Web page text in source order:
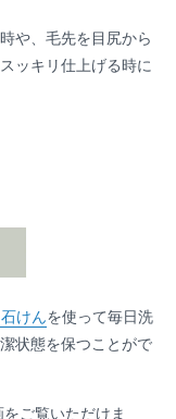
や、毛先を目尻から
ッキリ仕上げる時に
けんを使って毎日洗
状態を保つことがで
ご覧いただけま